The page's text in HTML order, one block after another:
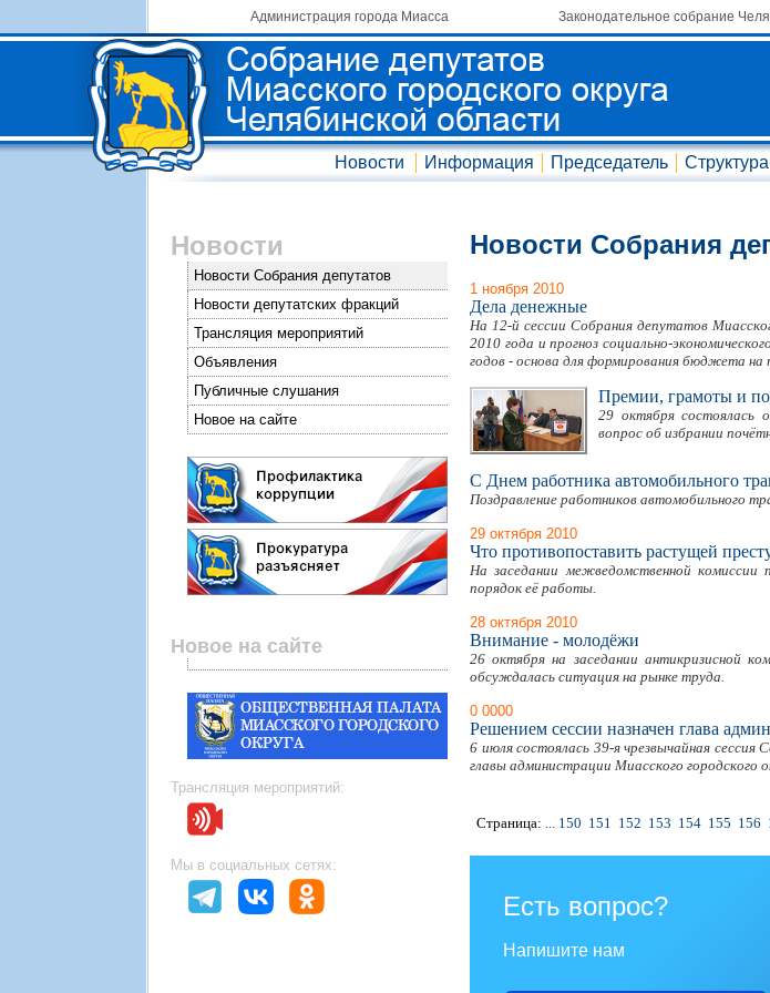
Администрация города Миасса Законодательное собрание
Новости Информация Председатель
Новости
Новости Собрания депутатов
Новости депутатских фракций
Трансляция мероприятий
Объявления
Публичные слушания
Новое на сайте
Новое на сайте
Трансляция мероприятий:
Мы в социальных сетях:
Новости Собрания
1 ноября 2010
Дела денежные
На 12-й сессии Собрания депутатов
2010 года и прогноз социально-
годов - основа для формирования бюджета
Премии, грамоты и
29 октября состоялась
вопрос об избрании
С Днем работника автомобильного
Поздравление работников автомобильного
29 октября 2010
Что противопоставить растущей
На заседании межведомственной
порядок её работы.
28 октября 2010
Внимание - молодёжи
26 октября на заседании антикризисной
обсуждалась ситуация на рынке труда.
0 0000
Решением сессии назначен глава
6 июля состоялась 39-я чрезвычайная
главы администрации Миасского городского
Страница: 150 151 152 153 154 155 156
Есть вопрос?
Напишите нам